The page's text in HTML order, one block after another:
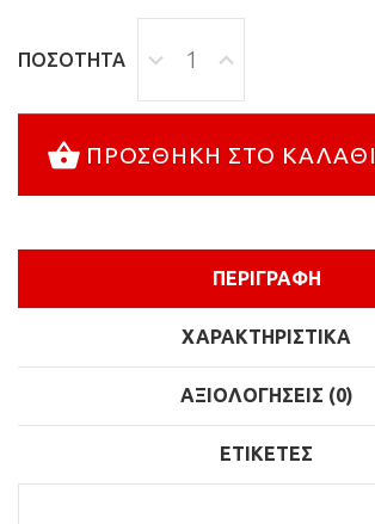
ΠΟΣΌΤΗΤΑ
ΠΡΟΣΘΉΚΗ ΣΤΟ ΚΑΛΆΘΙ
ΠΕΡΙΓΡΑΦΉ
ΧΑΡΑΚΤΗΡΙΣΤΙΚΆ
ΑΞΙΟΛΟΓΉΣΕΙΣ (0)
ΕΤΙΚΈΤΕΣ